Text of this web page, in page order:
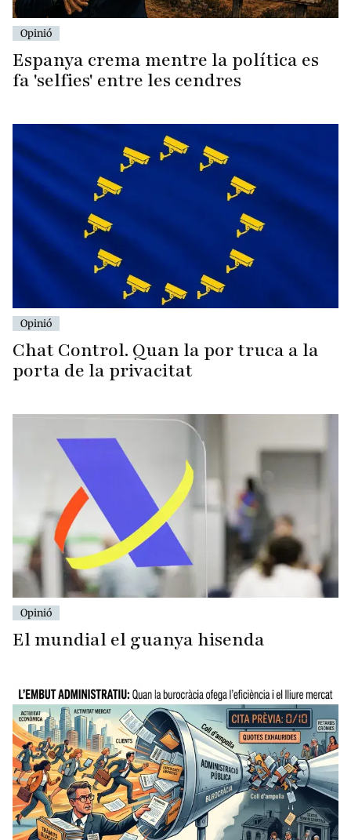
Opinió
Espanya crema mentre la política es
fa 'selfies' entre les cendres
Opinió
Chat Control. Quan la por truca a la
porta de la privacitat
Opinió
El mundial el guanya hisenda